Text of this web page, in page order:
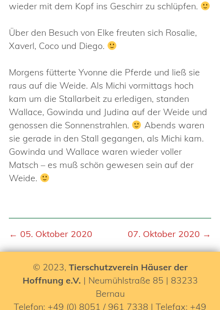
wieder mit dem Kopf ins Geschirr zu schlüpfen.
Über den Besuch von Elke freuten sich Rosalie,
Xaverl, Coco und Diego.
Morgens fütterte Yvonne die Pferde und ließ sie
raus auf die Weide. Als Michi vormittags hoch
kam um die Stallarbeit zu erledigen, standen
Wallace, Gowinda und Judina auf der Weide und
genossen die Sonnenstrahlen.
Abends waren
sie gerade in den Stall gegangen, als Michi kam.
Gowinda und Wallace waren wieder voller
Matsch – es muß schön gewesen sein auf der
Weide.
← 05. Oktober 2020 07. Oktober 2020 →
© 2023, Tierschutzverein Häuser der
Hoffnung e.V. | Neumühlstraße 85 | 83233
Bernau
Telefon: +49 (0) 8051 / 961 7338 | Telefax: +49